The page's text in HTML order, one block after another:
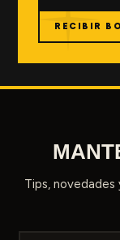
RECIBIR
Tips,